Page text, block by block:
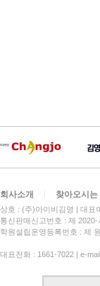
회사소개 찾아오시는
상호 : (주)아이비김영 대표
통신판매신고번호 : 제 2020-
학원설립운영등록번호 : 제
대표전화 : 1661-7022 | e-